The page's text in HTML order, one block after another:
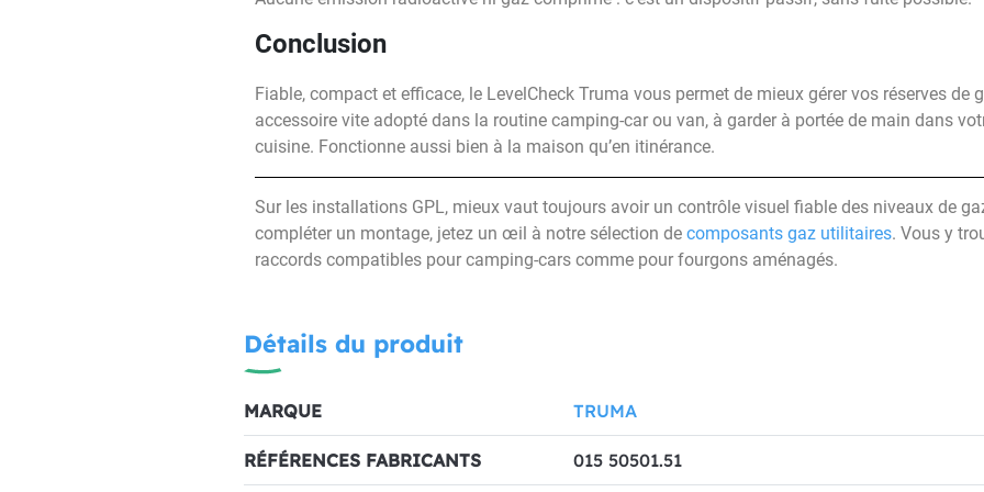
Conclusion
Fiable, compact et efficace, le LevelCheck Truma vous permet de mieux gérer vos réserves de
accessoire vite adopté dans la routine camping-car ou van, à garder à portée de main dans
cuisine. Fonctionne aussi bien à la maison qu’en itinérance.
Sur les installations GPL, mieux vaut toujours avoir un contrôle visuel fiable des niveaux de
compléter un montage, jetez un œil à notre sélection de composants gaz utilitaires. Vous y
raccords compatibles pour camping-cars comme pour fourgons aménagés.
Détails du produit
MARQUE TRUMA
RÉFÉRENCES FABRICANTS 015 50501.51